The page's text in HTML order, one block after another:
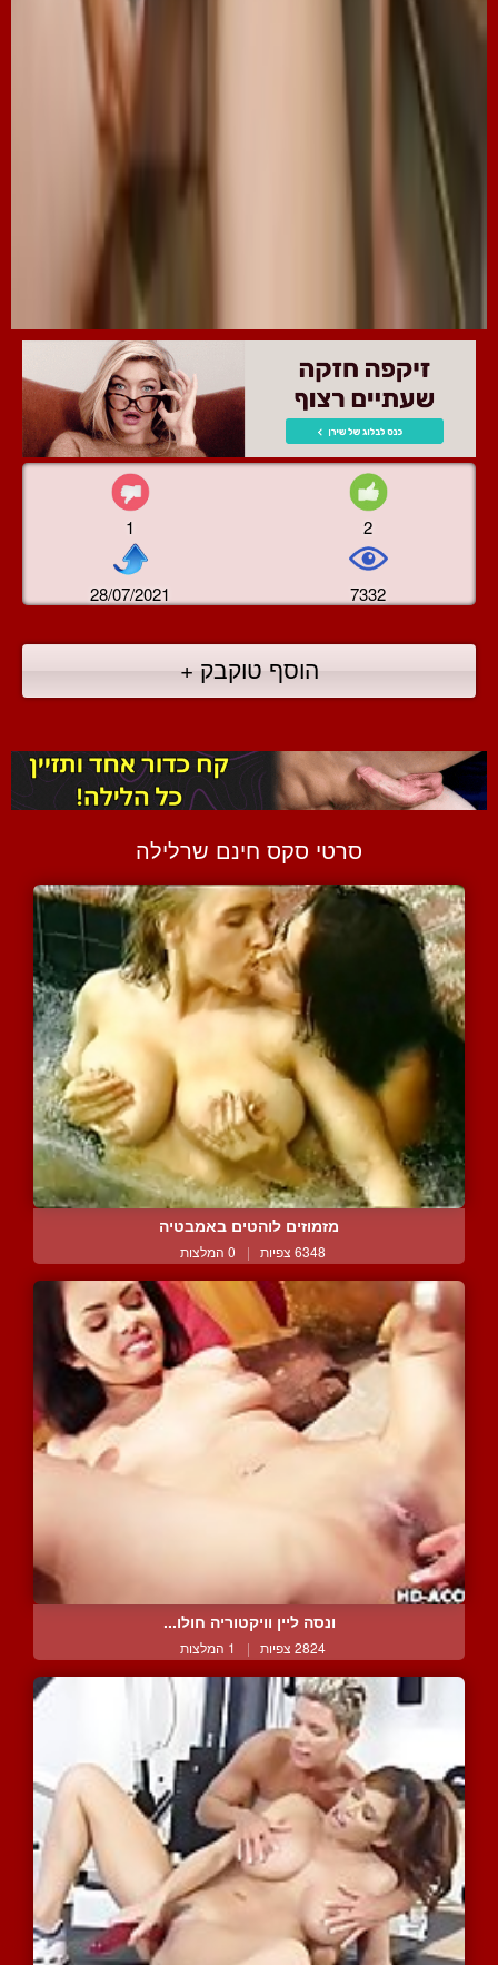
1 2
28/07/2021 7332
הוסף טוקבק +
סרטי סקס חינם שרלילה
מזמוזים לוהטים באמבטיה
6348 צפיות | 0 המלצות
ונסה ליין וויקטוריה חולו...
2824 צפיות | 1 המלצות